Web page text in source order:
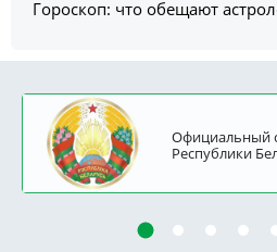
Гороскоп: что обещают
Официальный
Республики